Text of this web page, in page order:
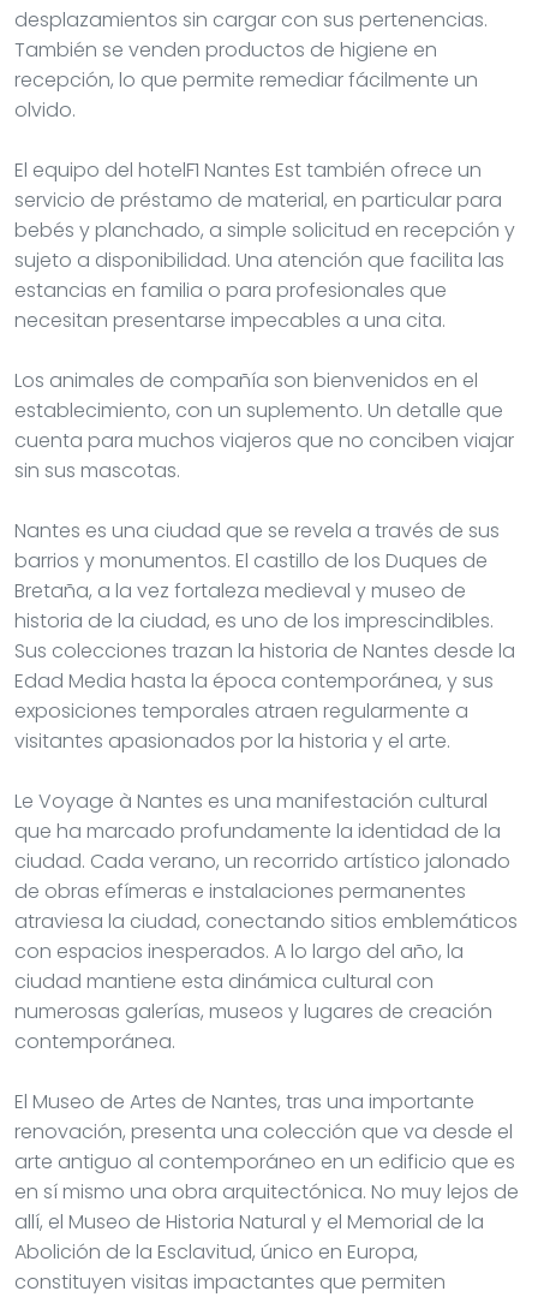
desplazamientos sin cargar con sus pertenencias.
También se venden productos de higiene en
recepción, lo que permite remediar fácilmente un
olvido.
El equipo del hotelF1 Nantes Est también ofrece un
servicio de préstamo de material, en particular para
bebés y planchado, a simple solicitud en recepción y
sujeto a disponibilidad. Una atención que facilita las
estancias en familia o para profesionales que
necesitan presentarse impecables a una cita.
Los animales de compañía son bienvenidos en el
establecimiento, con un suplemento. Un detalle que
cuenta para muchos viajeros que no conciben viajar
sin sus mascotas.
Nantes es una ciudad que se revela a través de sus
barrios y monumentos. El castillo de los Duques de
Bretaña, a la vez fortaleza medieval y museo de
historia de la ciudad, es uno de los imprescindibles.
Sus colecciones trazan la historia de Nantes desde la
Edad Media hasta la época contemporánea, y sus
exposiciones temporales atraen regularmente a
visitantes apasionados por la historia y el arte.
Le Voyage à Nantes es una manifestación cultural
que ha marcado profundamente la identidad de la
ciudad. Cada verano, un recorrido artístico jalonado
de obras efímeras e instalaciones permanentes
atraviesa la ciudad, conectando sitios emblemáticos
con espacios inesperados. A lo largo del año, la
ciudad mantiene esta dinámica cultural con
numerosas galerías, museos y lugares de creación
contemporánea.
El Museo de Artes de Nantes, tras una importante
renovación, presenta una colección que va desde el
arte antiguo al contemporáneo en un edificio que es
en sí mismo una obra arquitectónica. No muy lejos de
allí, el Museo de Historia Natural y el Memorial de la
Abolición de la Esclavitud, único en Europa,
constituyen visitas impactantes que permiten